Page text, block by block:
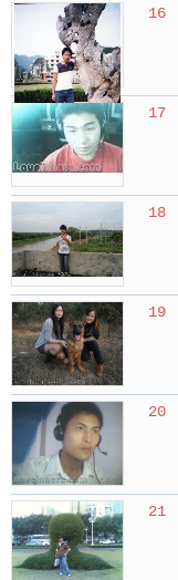
16
17
18
19
20
21